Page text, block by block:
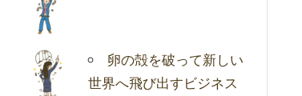
卵の殻を破って新しい
世界へ飛び出すビジネス